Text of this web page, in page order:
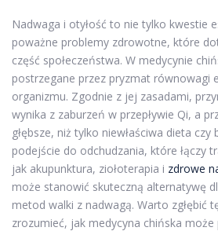
Nadwaga i otyłość to nie tylko kwestie
poważne problemy zdrowotne, które
część społeczeństwa. W medycynie
postrzegane przez pryzmat równowagi
organizmu. Zgodnie z jej zasadami,
wynika z zaburzeń w przepływie Qi, a
głębsze, niż tylko niewłaściwa dieta czy
podejście do odchudzania, które łączy
jak akupunktura, ziołoterapia i zdrowe
może stanowić skuteczną alternatywę
metod walki z nadwagą. Warto zgłębić
zrozumieć, jak medycyna chińska